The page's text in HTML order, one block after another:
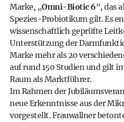
Marke, „Omni-Biotic 6“, das
Spezies-Probiotikum gilt. Es
wissenschaftlich geprüfte
Unterstützung der
Marke mehr als 20
auf rund 150 Studien und gilt
Raum als Marktführer.
Im Rahmen der
neue Erkenntnisse aus der
vorgestellt. Frauwallner